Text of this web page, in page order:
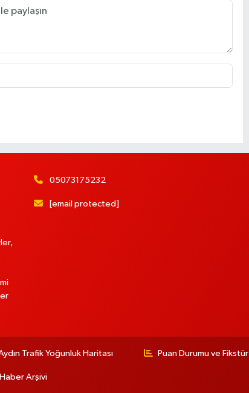
05073175232
[email protected]
Trafik Yoğunluk Haritası Puan Durumu ve Fikstür
Haber Arşivi